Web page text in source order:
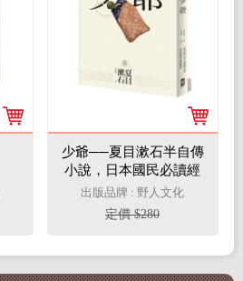
少爺──夏目漱石半自傳
小說，日本國民必讀經
典
出版品牌 : 野人文化
定價 $280